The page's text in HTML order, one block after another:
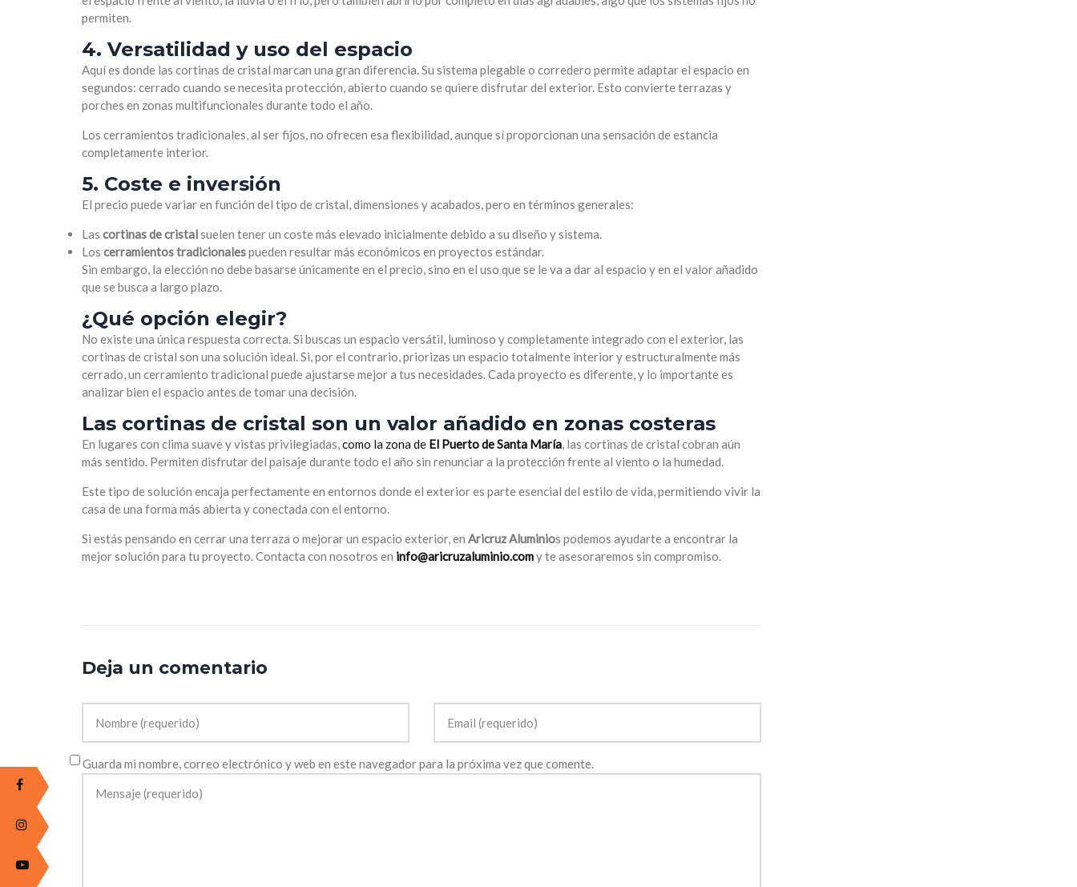
permiten.
4. Versatilidad y uso del espacio
Aquí es donde las cortinas de cristal marcan una gran diferencia. Su sistema plegable o corredero permite adaptar el espacio en
segundos: cerrado cuando se necesita protección, abierto cuando se quiere disfrutar del exterior. Esto convierte terrazas y
porches en zonas multifuncionales durante todo el año.
Los cerramientos tradicionales, al ser fijos, no ofrecen esa flexibilidad, aunque sí proporcionan una sensación de estancia
completamente interior.
5. Coste e inversión
El precio puede variar en función del tipo de cristal, dimensiones y acabados, pero en términos generales:
Las cortinas de cristalsuelen tener un coste más elevado inicialmente debido a su diseño y sistema.
Los cerramientos tradicionalespueden resultar más económicos en proyectos estándar.
Sin embargo, la elección no debe basarse únicamente en el precio, sino en el uso que se le va a dar al espacio y en el valor añadido
que se busca a largo plazo.
¿Qué opción elegir?
No existe una única respuesta correcta. Si buscas un espacio versátil, luminoso y completamente integrado con el exterior, las
cortinas de cristal son una solución ideal. Si, por el contrario, priorizas un espacio totalmente interior y estructuralmente más
cerrado, un cerramiento tradicional puede ajustarse mejor a tus necesidades. Cada proyecto es diferente, y lo importante es
analizar bien el espacio antes de tomar una decisión.
Las cortinas de cristal son un valor añadido en zonas costeras
En lugares con clima suave y vistas privilegiadas,como la zona de El Puerto de Santa María, las cortinas de cristal cobran aún
más sentido. Permiten disfrutar del paisaje durante todo el año sin renunciar a la protección frente al viento o la humedad.
Este tipo de solución encaja perfectamente en entornos donde el exterior es parte esencial del estilo de vida, permitiendo vivir la
casa de una forma más abierta y conectada con el entorno.
Si estás pensando en cerrar una terraza o mejorar un espacio exterior, en Aricruz Aluminios podemos ayudarte a encontrar la
mejor solución para tu proyecto. Contacta con nosotros en info@aricruzaluminio.comy te asesoraremos sin compromiso.
Deja un comentario
Guarda mi nombre, correo electrónico y web en este navegador para la próxima vez que comente.